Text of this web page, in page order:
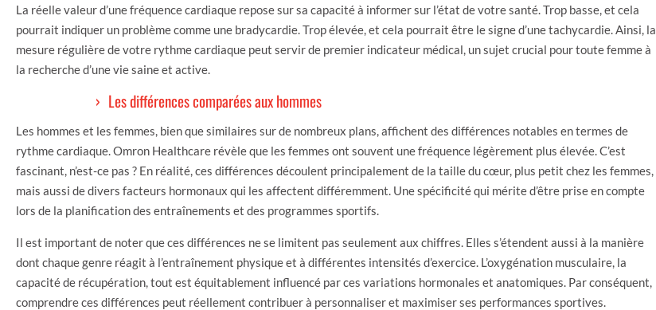
La réelle valeur d’une fréquence cardiaque repose sur sa capacité à informer sur l’état de votre santé. Trop basse, et cela
pourrait indiquer un problème comme une bradycardie. Trop élevée, et cela pourrait être le signe d’une tachycardie. Ainsi, la
mesure régulière de votre rythme cardiaque peut servir de premier indicateur médical, un sujet crucial pour toute femme à
la recherche d’une vie saine et active.
Les différences comparées aux hommes
Les hommes et les femmes, bien que similaires sur de nombreux plans, affichent des différences notables en termes de
rythme cardiaque. Omron Healthcare révèle que les femmes ont souvent une fréquence légèrement plus élevée. C’est
fascinant, n’est-ce pas ? En réalité, ces différences découlent principalement de la taille du cœur, plus petit chez les femmes,
mais aussi de divers facteurs hormonaux qui les affectent différemment. Une spécificité qui mérite d’être prise en compte
lors de la planification des entraînements et des programmes sportifs.
Il est important de noter que ces différences ne se limitent pas seulement aux chiffres. Elles s’étendent aussi à la manière
dont chaque genre réagit à l’entraînement physique et à différentes intensités d’exercice. L’oxygénation musculaire, la
capacité de récupération, tout est équitablement influencé par ces variations hormonales et anatomiques. Par conséquent,
comprendre ces différences peut réellement contribuer à personnaliser et maximiser ses performances sportives.